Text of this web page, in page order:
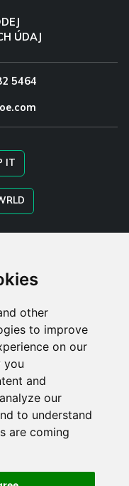
other
to improve
on our
you
and
our
to understand
are coming
ÚDAJ
5464
IT
IT15015641002